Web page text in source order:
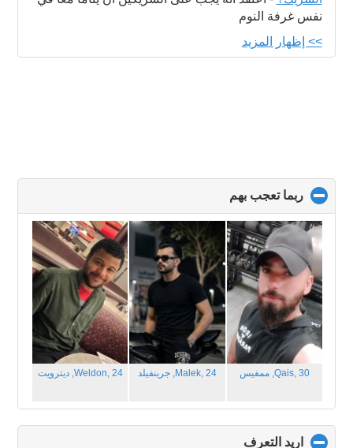
نفس غرفة النوم
>> إظهار المزيد
ربما تعجب بهم
to
collapse
contents
Qais, 30, ممفيس Malek, 24, جرينفيلد Weldon, 24, ديترويت
اريد التعرف